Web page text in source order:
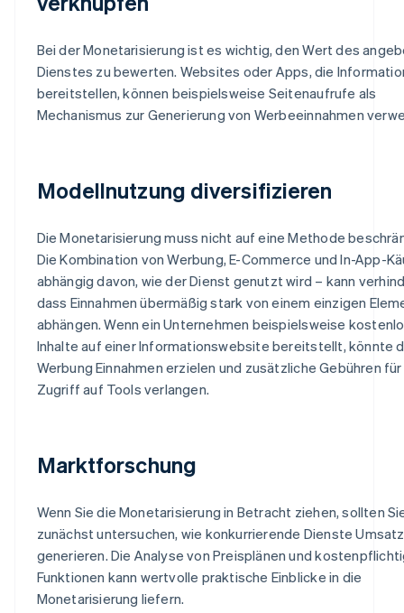
Bei der Monetarisierung ist es wichtig, den Wert des
Dienstes zu bewerten. Websites oder Apps, die
bereitstellen, können beispielsweise Seitenaufrufe als
Mechanismus zur Generierung von Werbeeinnahmen
Modellnutzung diversifizieren
Die Monetarisierung muss nicht auf eine Methode
Die Kombination von Werbung, E-Commerce und In-App-
abhängig davon, wie der Dienst genutzt wird – kann
dass Einnahmen übermäßig stark von einem einzigen
abhängen. Wenn ein Unternehmen beispielsweise
Inhalte auf einer Informationswebsite bereitstellt, könnte
Werbung Einnahmen erzielen und zusätzliche Gebühren
Zugriff auf Tools verlangen.
Marktforschung
Wenn Sie die Monetarisierung in Betracht ziehen, sollten
zunächst untersuchen, wie konkurrierende Dienste Umsatz
generieren. Die Analyse von Preisplänen und
Funktionen kann wertvolle praktische Einblicke in die
Monetarisierung liefern.